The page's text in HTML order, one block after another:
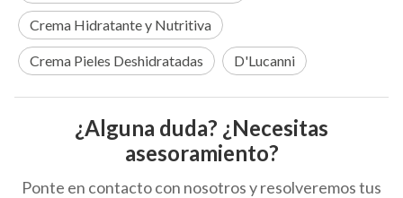
Crema Hidratante y Nutritiva
Crema Pieles Deshidratadas D'Lucanni
¿Alguna duda? ¿Necesitas
asesoramiento?
Ponte en contacto con nosotros y resolveremos tus